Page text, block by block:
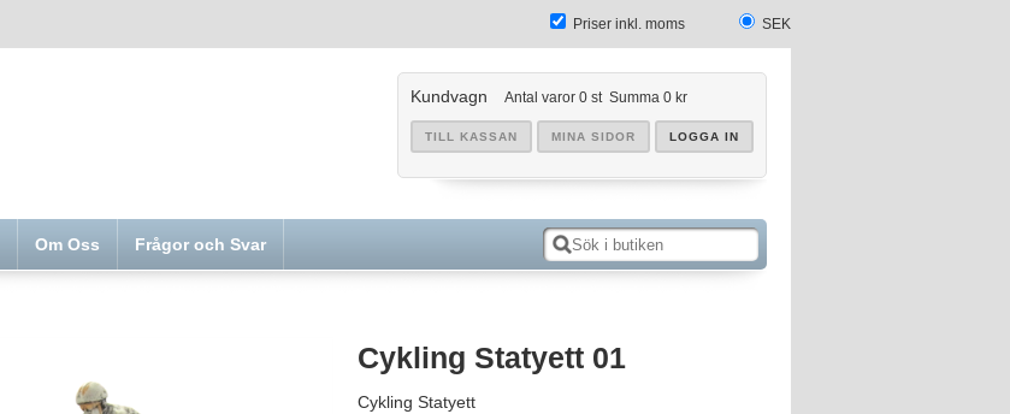
SEK
Priser inkl. moms
Kundvagn Antal varor 0 st Summa 0 kr
TILL KASSAN MINA SIDOR LOGGA IN
Om Oss Frågor och Svar
Cykling Statyett 01
Cykling Statyett